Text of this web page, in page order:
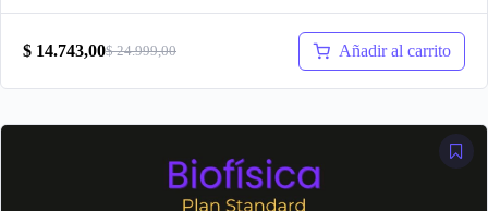
$24.999,00
El
precio
$ 24.999,00.
$ 14.743,00
El
precio
$ 14.743,00.
Añadir al carrito